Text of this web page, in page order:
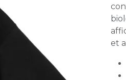
et